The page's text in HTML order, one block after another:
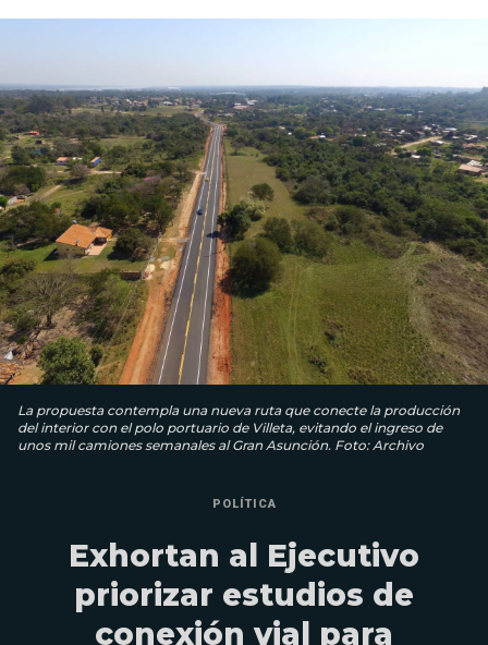
La propuesta contempla una nueva ruta que conecte la producción
del interior con el polo portuario de Villeta, evitando el ingreso de
unos mil camiones semanales al Gran Asunción. Foto: Archivo
POLÍTICA
Exhortan al Ejecutivo
priorizar estudios de
conexión vial para